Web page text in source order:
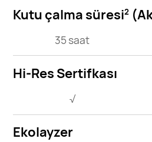
Kutu çalma süresi2
35 saat
Hi-Res Sertifkası
√
Ekolayzer